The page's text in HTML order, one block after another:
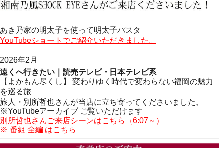
あき乃家の明太子を使って明太子パスタ
YouTubeショートでご紹介いただきました。
2026年2月
遠くへ行きたい｜読売テレビ・日本テレビ系
【よかもん尽くし】 変わりゆく時代で変わらない福岡の魅力
を巡る旅
旅人・別所哲也さんが当店に立ち寄ってくださいました。
※YouTubeアーカイブ ご覧いただけます
別所哲也さんご来店シーンはこちら（6:07～）
※ 番組 全編 はこちら